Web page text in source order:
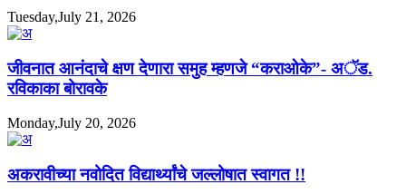
Tuesday,July 21, 2026
जीवनात आनंदाचे क्षण देणारा समुह म्हणजे “कराओके”- अॅड.
रविकाका बोरावके
Monday,July 20, 2026
अकरावीच्या नवोदित विद्यार्थ्यांचे जल्लोषात स्वागत !!